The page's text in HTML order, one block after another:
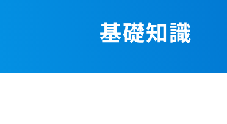
基礎知識